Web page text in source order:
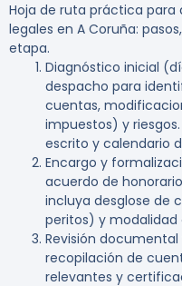
Hoja de ruta práctica para
legales en A Coruña:
etapa.
Diagnóstico inicial
despacho para
cuentas,
impuestos) y
escrito y calendario
Encargo y
acuerdo de
incluya desglose de
peritos) y
Revisión
recopilación de
relevantes y